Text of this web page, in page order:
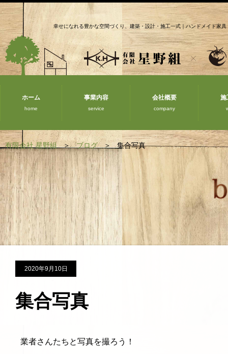
幸せになれる豊かな空間づくり、建築・設計・施工一式｜ハンドメイド家
ホーム
home
事業内容
service
会社概要
company
施
有限会社 星野組 ブログ 集合写真
2020年9月10日
集合写真
業者さんたちと写真を撮ろう！